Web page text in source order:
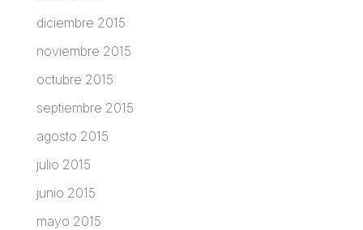
diciembre 2015
noviembre 2015
octubre 2015
septiembre 2015
agosto 2015
julio 2015
junio 2015
mayo 2015